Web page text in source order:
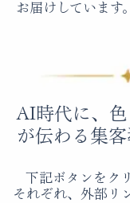
お届けしています。
AI時代に、
が伝わる集
下記ボタンをク
それぞれ、外部リ